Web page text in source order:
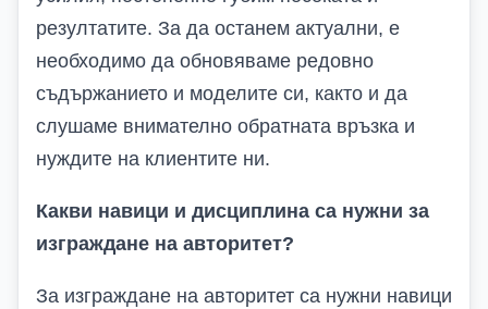
резултатите. За да останем актуални, е
необходимо да обновяваме редовно
съдържанието и моделите си, както и да
слушаме внимателно обратната връзка и
нуждите на клиентите ни.
Какви навици и дисциплина са нужни за
изграждане на авторитет?
За изграждане на авторитет са нужни навици